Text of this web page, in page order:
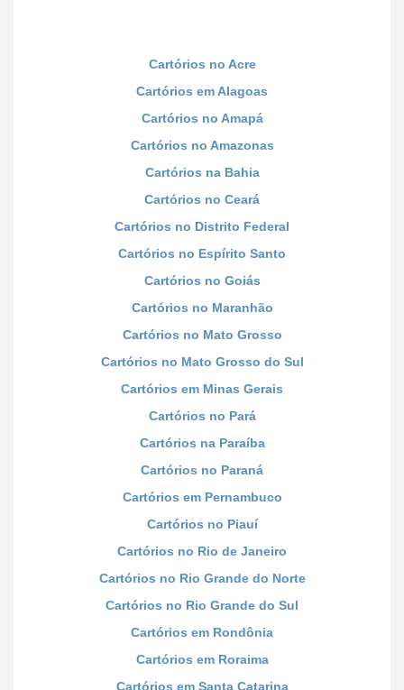
Cartórios no Acre
Cartórios em Alagoas
Cartórios no Amapá
Cartórios no Amazonas
Cartórios na Bahia
Cartórios no Ceará
Cartórios no Distrito Federal
Cartórios no Espírito Santo
Cartórios no Goiás
Cartórios no Maranhão
Cartórios no Mato Grosso
Cartórios no Mato Grosso do Sul
Cartórios em Minas Gerais
Cartórios no Pará
Cartórios na Paraíba
Cartórios no Paraná
Cartórios em Pernambuco
Cartórios no Piauí
Cartórios no Rio de Janeiro
Cartórios no Rio Grande do Norte
Cartórios no Rio Grande do Sul
Cartórios em Rondônia
Cartórios em Roraima
Cartórios em Santa Catarina